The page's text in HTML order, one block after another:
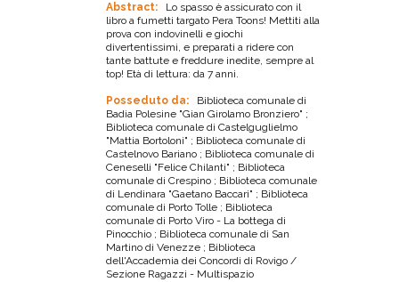
Abstract:
Lo spasso è assicurato con il
libro a fumetti targato Pera Toons! Mettiti alla
prova con indovinelli e giochi
divertentissimi, e preparati a ridere con
tante battute e freddure inedite, sempre al
top! Età di lettura: da 7 anni.
Posseduto da:
Biblioteca comunale di
Badia Polesine "Gian Girolamo Bronziero" ;
Biblioteca comunale di Castelguglielmo
"Mattia Bortoloni" ; Biblioteca comunale di
Castelnovo Bariano ; Biblioteca comunale di
Ceneselli "Felice Chilanti" ; Biblioteca
comunale di Crespino ; Biblioteca comunale
di Lendinara "Gaetano Baccari" ; Biblioteca
comunale di Porto Tolle ; Biblioteca
comunale di Porto Viro - La bottega di
Pinocchio ; Biblioteca comunale di San
Martino di Venezze ; Biblioteca
dell'Accademia dei Concordi di Rovigo /
Sezione Ragazzi - Multispazio